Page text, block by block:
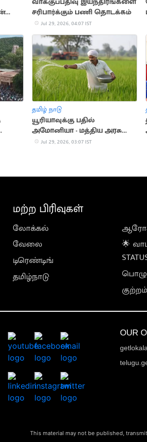
சரிபார்க்கும் பணி தொடக்கம்
Jul 29, 2026, 04:07 IST
தமிழ் நாடு
யூரியாவுக்கு பதில்
அமோனியா - மத்திய அரசு
அனுமதி
Jul 29, 2026, 03:07 IST
மற்ற பிரிவுகள்
லோக்கல்
வேலை
டிரெண்டிங்
தமிழ்நாடு
🌟
குற்றம்
OUR
This material may not be published,